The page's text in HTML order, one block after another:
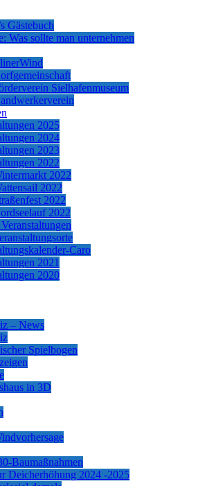
Gästebuch
Was sollte man unternehmen
Sielhafenmuseum
2025
2024
2023
2022
2022
2022
2022
2022
Caro
2021
2020
– News
Spielbogen
in 3D
Baumaßnahmen
Deicherhöhung 2024 -2025